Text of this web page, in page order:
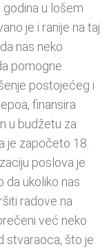
u lošem
je i ranije na taj
nas neko
pomogne.
postojećeg i
finansira
u budžetu za
je započeto 18.
poslova je
da ukoliko nas
radove na
već neko
stvaraoca, što je